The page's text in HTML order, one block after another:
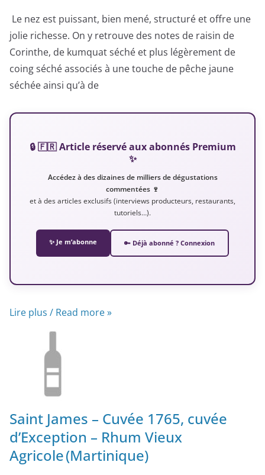
Le nez est puissant, bien mené, structuré et offre une
jolie richesse. On y retrouve des notes de raisin de
Corinthe, de kumquat séché et plus légèrement de
coing séché associés à une touche de pêche jaune
séchée ainsi qu’à de
🔒 🇫🇷 Article réservé aux abonnés Premium
✨
Accédez à des dizaines de milliers de dégustations
commentées 🍷
et à des articles exclusifs (interviews producteurs, restaurants,
tutoriels…).
✨ Je m’abonne 🔑 Déjà abonné ? Connexion
Lire plus / Read more »
Saint James – Cuvée 1765, cuvée
d’Exception – Rhum Vieux
Agricole (Martinique)